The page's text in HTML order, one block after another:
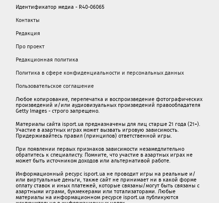
Идентификатор медиа - R40-06065
Контакты
Редакция
Про проект
Редакционная политика
Политика в сфере конфиденциальности и персональных данных
Пользовательское соглашение
Любое копирование, перепечатка и воспроизведение фотографических
произведений и/или аудиовизуальных произведений правообладателя
Getty Images - строго запрещено.
Материалы сайта isport.ua предназначены для лиц старше 21 года (21+).
Участие в азартных играх может вызвать игровую зависимость.
Придерживайтесь правил (принципов) ответственной игры.
При появлении первых признаков зависимости незамедлительно
обратитесь к специалисту. Помните, что участие в азартных играх не
может быть источником доходов или альтернативой работе.
Информационный ресурс isport.ua не проводит игры на реальные и/
или виртуальные деньги, также сайт не принимает ни в какой форме
oплaту ставок и иных платежей, которые связаны/могут быть связаны c
азартными игрaми, букмекерами или тотализаторами. Любые
материалы на информационном ресурсе isport.ua публикуютcя